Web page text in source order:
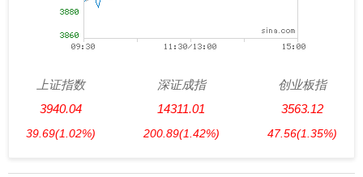
上证指数
3940.04
39.69(1.02%)
深证成指
14311.01
200.89(1.42%)
创业板指
3563.12
47.56(1.35%)